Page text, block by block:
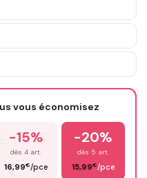
vous économisez
-15%
dès 4 art.
16,99€/pce
-20%
dès 5 art.
15,99€/pce